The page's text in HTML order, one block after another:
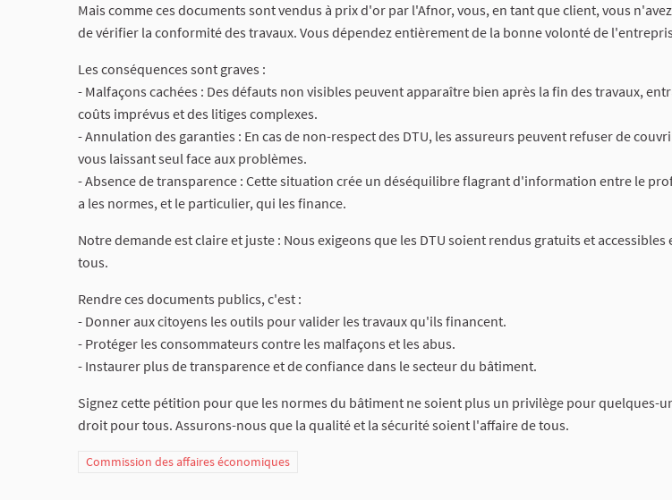
Mais comme ces documents sont vendus à prix d'or par l'Afnor, vous, en tant que client, vous
de vérifier la conformité des travaux. Vous dépendez entièrement de la bonne volonté de
Les conséquences sont graves :
- Malfaçons cachées : Des défauts non visibles peuvent apparaître bien après la fin des travaux,
coûts imprévus et des litiges complexes.
- Annulation des garanties : En cas de non-respect des DTU, les assureurs peuvent refuser de
vous laissant seul face aux problèmes.
- Absence de transparence : Cette situation crée un déséquilibre flagrant d'information entre le
a les normes, et le particulier, qui les finance.
Notre demande est claire et juste : Nous exigeons que les DTU soient rendus gratuits et
tous.
Rendre ces documents publics, c'est :
- Donner aux citoyens les outils pour valider les travaux qu'ils financent.
- Protéger les consommateurs contre les malfaçons et les abus.
- Instaurer plus de transparence et de confiance dans le secteur du bâtiment.
Signez cette pétition pour que les normes du bâtiment ne soient plus un privilège pour quelques-
droit pour tous. Assurons-nous que la qualité et la sécurité soient l'affaire de tous.
Commission des affaires économiques